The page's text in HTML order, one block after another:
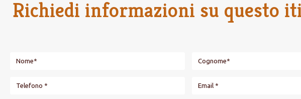
Richiedi informazioni su questo